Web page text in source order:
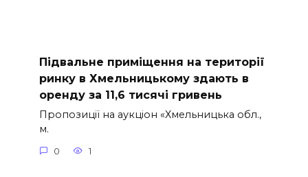
Підвальне приміщення на території
ринку в Хмельницькому здають в
оренду за 11,6 тисячі гривень
Пропозиції на аукціон «Хмельницька обл.,
м.
0 1